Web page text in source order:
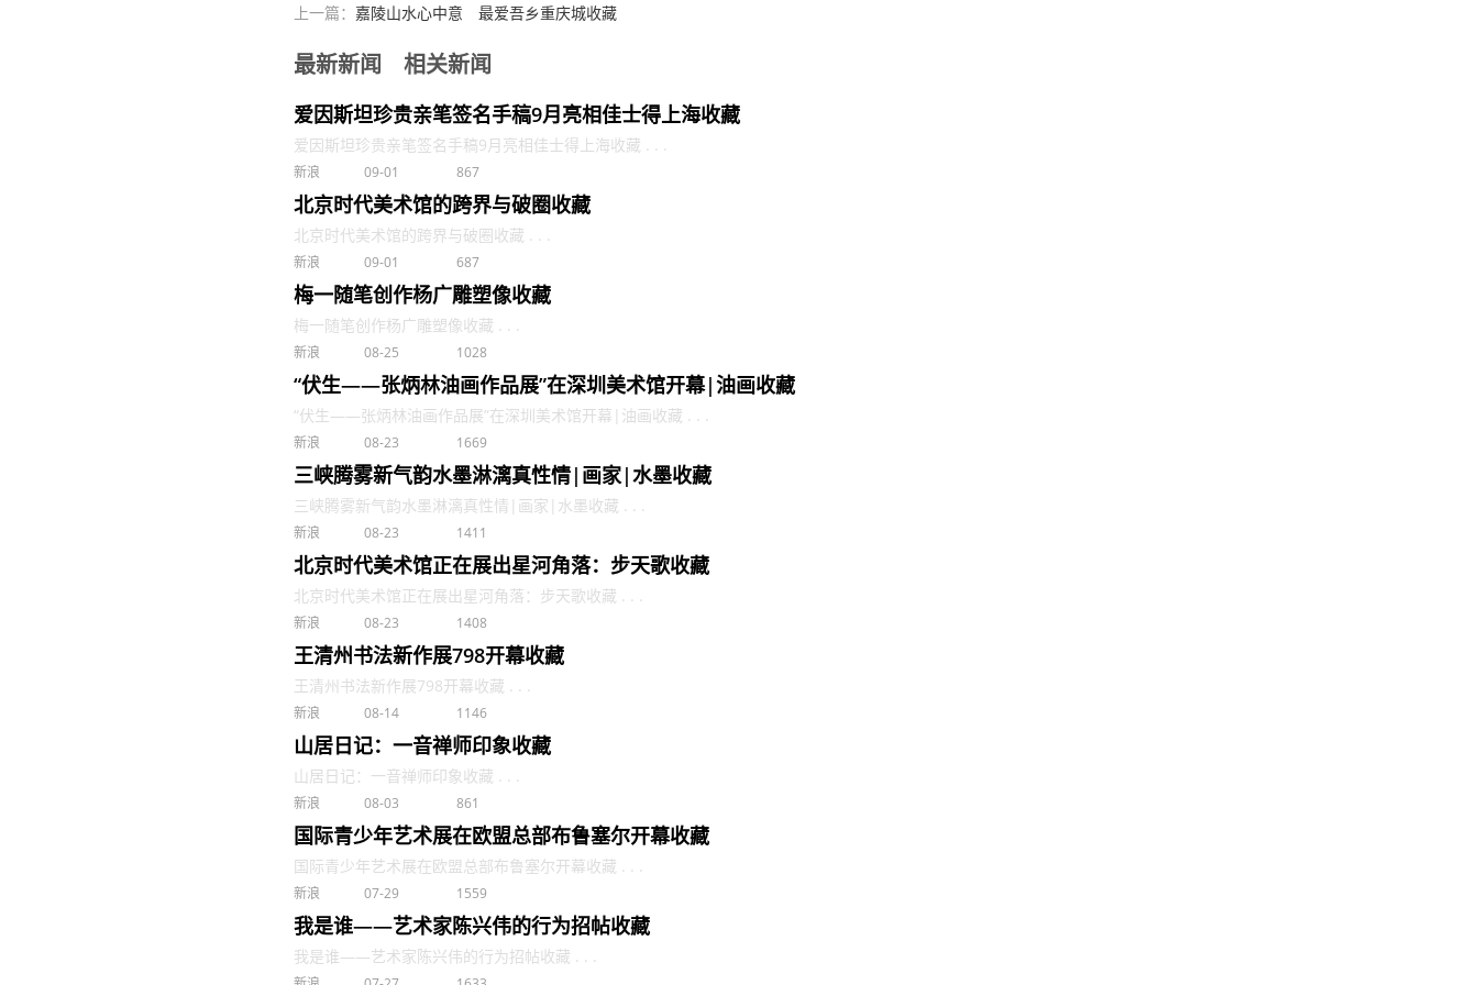
上一篇： 嘉陵山水心中意 最爱吾乡重庆城收藏
最新新闻 相关新闻
爱因斯坦珍贵亲笔签名手稿9月亮相佳士得上海收藏
爱因斯坦珍贵亲笔签名手稿9月亮相佳士得上海收藏 . . .
新浪 09-01 867
北京时代美术馆的跨界与破圈收藏
北京时代美术馆的跨界与破圈收藏 . . .
新浪 09-01 687
梅一随笔创作杨广雕塑像收藏
梅一随笔创作杨广雕塑像收藏 . . .
新浪 08-25 1028
“伏生——张炳林油画作品展”在深圳美术馆开幕|油画收藏
“伏生——张炳林油画作品展”在深圳美术馆开幕|油画收藏 . . .
新浪 08-23 1669
三峡腾雾新气韵水墨淋漓真性情|画家|水墨收藏
三峡腾雾新气韵水墨淋漓真性情|画家|水墨收藏 . . .
新浪 08-23 1411
北京时代美术馆正在展出星河角落：步天歌收藏
北京时代美术馆正在展出星河角落：步天歌收藏 . . .
新浪 08-23 1408
王清州书法新作展798开幕收藏
王清州书法新作展798开幕收藏 . . .
新浪 08-14 1146
山居日记：一音禅师印象收藏
山居日记：一音禅师印象收藏 . . .
新浪 08-03 861
国际青少年艺术展在欧盟总部布鲁塞尔开幕收藏
国际青少年艺术展在欧盟总部布鲁塞尔开幕收藏 . . .
新浪 07-29 1559
我是谁——艺术家陈兴伟的行为招帖收藏
我是谁——艺术家陈兴伟的行为招帖收藏 . . .